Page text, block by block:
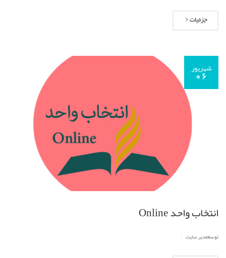
جزئیات
شهریور
06
انتخاب واحد Online
توسطمدیر سایت